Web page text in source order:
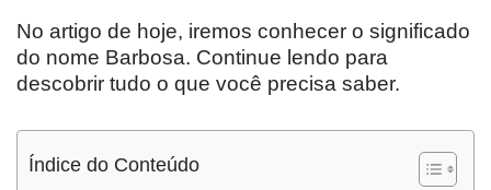
No artigo de hoje, iremos conhecer o significado
do nome Barbosa. Continue lendo para
descobrir tudo o que você precisa saber.
Índice do Conteúdo